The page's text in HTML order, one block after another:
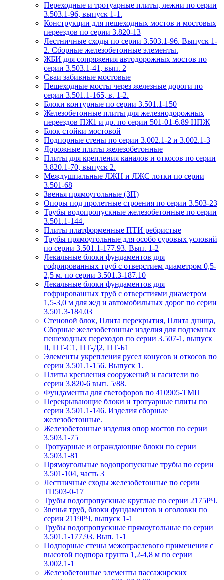
Переходные и тротуарные плиты, лежни по серии
3.503.1-96, выпуск 1-1.
Конструкции для пешеходных мостов и мостовых
переездов по серии 3.820-13
Лестничные сходы по серии 3.503.1-96. Выпуск 1-
2. Сборные железобетонные элементы.
ЖБИ для сопряжения автодорожных мостов по
серии 3.503.1-41, вып. 2
Сваи забивные мостовые
Пешеходные мосты через железные дороги по
серии 3.501.1-165, в. 1-2.
Блоки контурные по серии 3.501.1-150
Железобетонные плиты для железнодорожных
переездов ПЖ1 и др. по серии 501-01-6.89 НПЖ
Блок стойки мостовой
Подпорные стены по серии 3.002.1-2 и 3.002.1-3
Дорожные плиты железобетонные
Плиты для крепления каналов и откосов по серии
3.820.1-70, выпуск 2.
Междушпальные ЛЖН и ЛЖС лотки по серии
3.501-68
Звенья прямоугольные (ЗП)
Опоры под пролетные строения по серии 3.503-23
Трубы водопропускные железобетонные по серии
3.501.1-144.
Плиты платформенные ПТИ ребристые
Трубы прямоугольные для особо суровых условий
по серии 3.501.1-177.93. Вып. 1-2
Лекальные блоки фундаментов для
гофрированных труб с отверстием диаметром 0,5-
2,5 м. по серии 3.501.3-187.10
Лекальные блоки фундаментов для
гофрированных труб с отверстиями диаметром
1,5-3,0 м для ж/д и автомобильных дорог по серии
3.501.3-184.03
Стеновой блок, Плита перекрытия, Плита днища,
Сборные железобетонные изделия для подземных
пешеходных переходов по серии 3.507-1, выпуск
II, ПТ-С1, ПТ-Д2, ПТ-Б1
Элементы укрепления русел конусов и откосов по
серии 3.501.1-156. Выпуск 1.
Плиты крепления сооружений и гасители по
серии 3.820-6 вып. 5/88.
Фундаменты для светофоров по 410905-ТМП
Перекрывающие блоки и тротуарные плиты по
серии 3.501.1-146. Изделия сборные
железобетонные.
Железобетонные изделия опор мостов по серии
3.503.1-75
Тротуарные и ограждающие блоки по серии
3.503.1-81
Прямоугольные водопропускные трубы по серии
3.501-104, часть 3
Лестничные сходы железобетонные по серии
ТП503-0-17
Трубы водопропускные круглые по серии 2175РЧ.
Звенья труб, блоки фундаментов и оголовки по
серии 2119РЧ, выпуск 1-1
Трубы водопропускные прямоугольные по серии
3.501.1-177.93. Вып. 1-1
Подпорные стены межотраслевого применения с
высотой подпора грунта 1,2-4,8 м по серии
3.002.1-1
Железобетонные элементы пассажирских